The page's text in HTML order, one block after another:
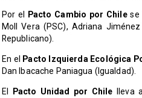
Por el Pacto Cambio por Chilese
Moll Vera (PSC), Adriana
Republicano).
En el Pacto Izquierda Ecológica
Dan Ibacache Paniagua (Igualdad).
El Pacto Unidad por Chile lleva